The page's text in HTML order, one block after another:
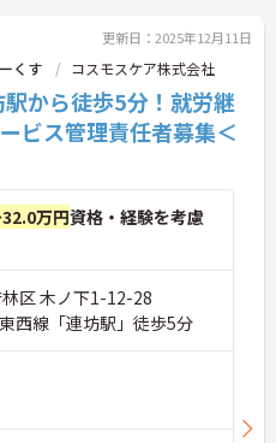
更新日：2025年12月11日
くす コスモスケア株式会社
駅から徒歩5分！就労継
ビス管理責任者募集＜
万円資格・経験を考慮
区 木ノ下1-12-28
西線「連坊駅」徒歩5分